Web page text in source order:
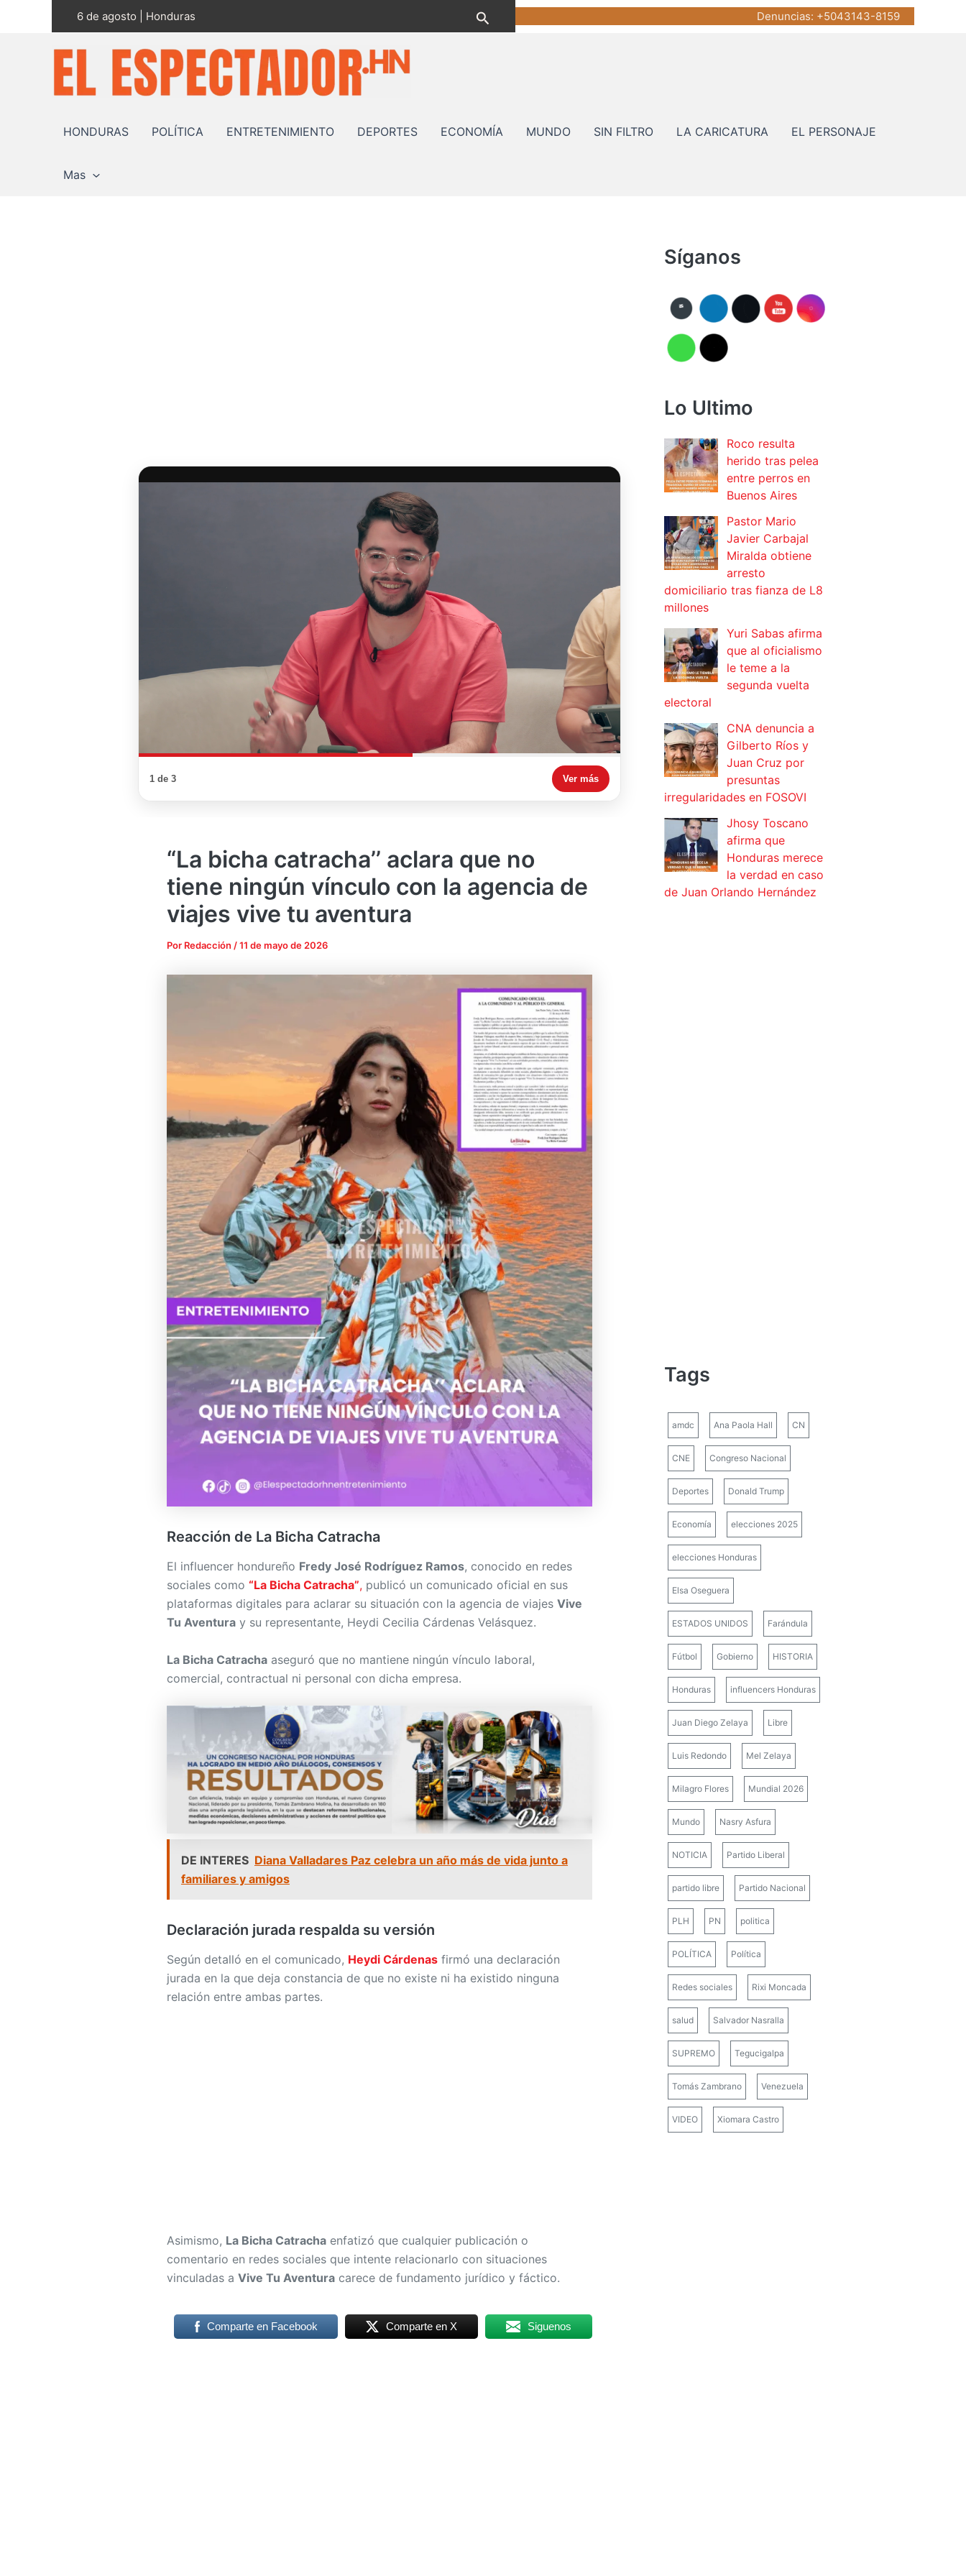
6 de agosto | Honduras Buscar Denuncias: +5043143-8159
HONDURAS POLÍTICA ENTRETENIMIENTO DEPORTES ECONOMÍA MUNDO SIN FILTRO LA CARICATURA EL PERSONAJE
Mas
1 de 3 Ver más
“La bicha catracha’’ aclara que no
tiene ningún vínculo con la agencia de
viajes vive tu aventura
Por Redacción /11 de mayo de 2026
Reacción de La Bicha Catracha
El influencer hondureño Fredy José Rodríguez Ramos, conocido en redes
sociales como “La Bicha Catracha”, publicó un comunicado oficial en sus
plataformas digitales para aclarar su situación con la agencia de viajes Vive
Tu Aventura y su representante, Heydi Cecilia Cárdenas Velásquez.
La Bicha Catracha aseguró que no mantiene ningún vínculo laboral,
comercial, contractual ni personal con dicha empresa.
DE INTERES Diana Valladares Paz celebra un año más de vida junto a
familiares y amigos
Declaración jurada respalda su versión
Según detalló en el comunicado, Heydi Cárdenas firmó una declaración
jurada en la que deja constancia de que no existe ni ha existido ninguna
relación entre ambas partes.
Asimismo, La Bicha Catracha enfatizó que cualquier publicación o
comentario en redes sociales que intente relacionarlo con situaciones
vinculadas a Vive Tu Aventura carece de fundamento jurídico y fáctico.
Comparte en Facebook Comparte en X Siguenos
Síganos
Lo Ultimo
Roco resulta
herido tras pelea
entre perros en
Buenos Aires
Pastor Mario
Javier Carbajal
Miralda obtiene
arresto
domiciliario tras fianza de L8
millones
Yuri Sabas afirma
que al oficialismo
le teme a la
segunda vuelta
electoral
CNA denuncia a
Gilberto Ríos y
Juan Cruz por
presuntas
irregularidades en FOSOVI
Jhosy Toscano
afirma que
Honduras merece
la verdad en caso
de Juan Orlando Hernández
Tags
amdc Ana Paola Hall CN
CNE Congreso Nacional
Deportes Donald Trump
Economía elecciones 2025
elecciones Honduras
Elsa Oseguera
ESTADOS UNIDOS Farándula
Fútbol Gobierno HISTORIA
Honduras influencers Honduras
Juan Diego Zelaya Libre
Luis Redondo Mel Zelaya
Milagro Flores Mundial 2026
Mundo Nasry Asfura
NOTICIA Partido Liberal
partido libre Partido Nacional
PLH PN politica
POLÍTICA Política
Redes sociales Rixi Moncada
salud Salvador Nasralla
SUPREMO Tegucigalpa
Tomás Zambrano Venezuela
VIDEO Xiomara Castro